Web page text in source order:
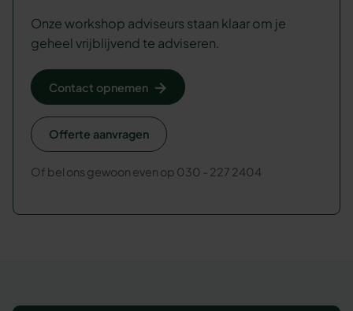
Onze workshop adviseurs staan klaar om je
geheel vrijblijvend te adviseren.
Contact opnemen
Offerte aanvragen
Of bel ons gewoon even op 030 - 227 2404